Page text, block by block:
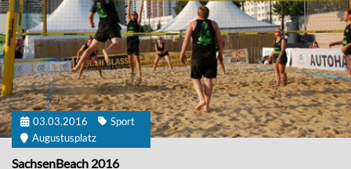
03.03.2016
Sport
Augustusplatz
SachsenBeach 2016